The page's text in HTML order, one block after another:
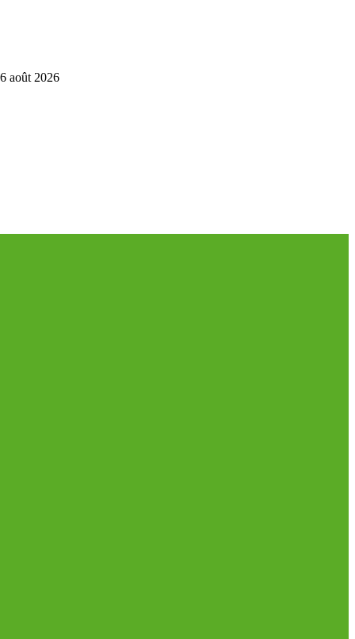
6 août 2026